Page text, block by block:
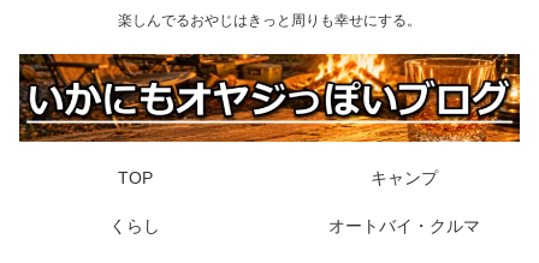
楽しんでるおやじはきっと周りも幸せにする。
TOP キャンプ
くらし オートバイ・クルマ